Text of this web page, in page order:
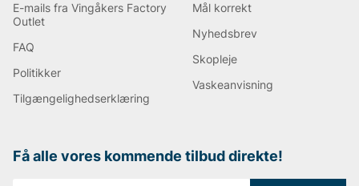
E-mails fra Vingåkers Factory
Outlet
FAQ
Politikker
Tilgængelighedserklæring
Mål korrekt
Nyhedsbrev
Skopleje
Vaskeanvisning
Få alle vores kommende tilbud direkte!